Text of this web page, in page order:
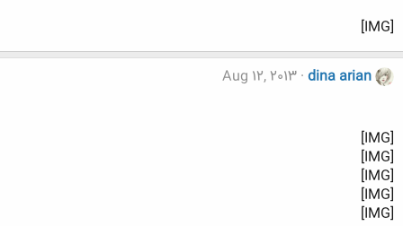
[IMG]
dina arian
Aug 12, 2013
[IMG]
[IMG]
[IMG]
[IMG]
[IMG]